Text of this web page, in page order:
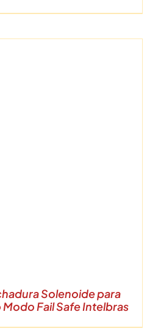
Solenoide para
Fail Safe Intelbras